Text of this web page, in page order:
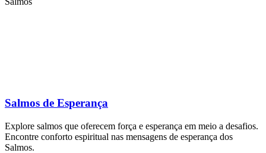
Salmos de Esperança
Explore salmos que oferecem força e esperança em meio a desafios.
Encontre conforto espiritual nas mensagens de esperança dos
Salmos.